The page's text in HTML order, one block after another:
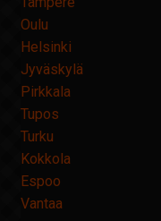
Oulu
Helsinki
Jyväskylä
Pirkkala
Tupos
Turku
Kokkola
Espoo
Vantaa